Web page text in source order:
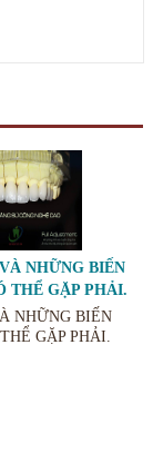
NHỮNG BIẾN
THỂ GẶP PHẢI.
NHỮNG BIẾN
GẶP PHẢI.